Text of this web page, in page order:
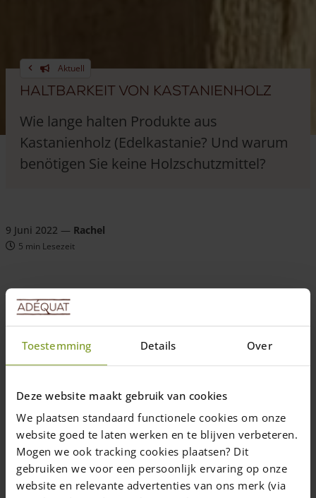
Toestemming Details Over
Deze website maakt gebruik van cookies
We plaatsen standaard functionele cookies om onze
website goed te laten werken en te blijven verbeteren.
Mogen we ook tracking cookies plaatsen? Dit
gebruiken we voor een persoonlijk ervaring op onze
website en relevante advertenties van ons merk (via
Aktuell
Haltbarkeit von Kastanienholz
Wie lange halten Produkte aus
Kastanienholz (Edelkastanie? Und warum
benötigen Sie keine Holzschutzmittel?
9 Juni 2022 — Rachel
5 min Lesezeit
Das Holz der Edelkastanie (Castanea sativa) ist sehr dauerhaft.
Es gehört zur Dauerhaftigkeitsklasse 2, was bedeutet, dass das
Kernholz sogar nach 15 bis 25 Jahren im Boden noch immer
Was bedeutet
Die Dauerhaftigkeitsklasse bei Holz gibt an, wie lange das Holz
im Außenbereich der Witterung ohne Probleme standhält. Die
Haltbarkeit von Holz wird in 5 Dauerhaftigkeitsklassen
unterteilt: Klasse 1 bedeutet sehr dauerhaft, Klasse 5 ist nicht
dauerhaft.
Was die Dauerhaftigkeitstabelle ausdrückt, ist die Resistenz des